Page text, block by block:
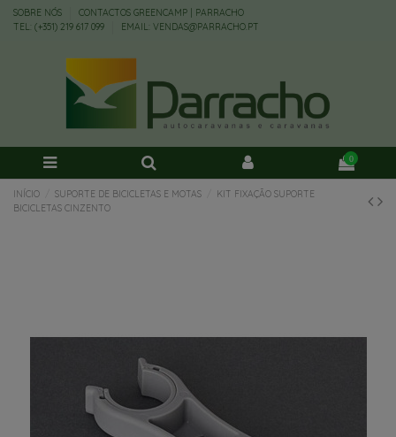
SOBRE NÓS
CONTACTOS GREENCAMP | PARRACHO
TEL: (+351) 219 617 099
EMAIL: VENDAS@PARRACHO.PT
0
INÍCIO SUPORTE DE BICICLETAS E MOTAS
KIT FIXAÇÃO SUPORTE
BICICLETAS CINZENTO